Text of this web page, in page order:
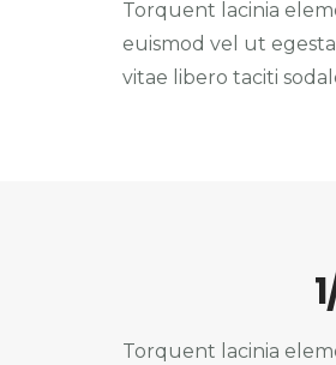
Torquent lacinia
euismod vel ut
vitae libero taciti
Torquent lacinia